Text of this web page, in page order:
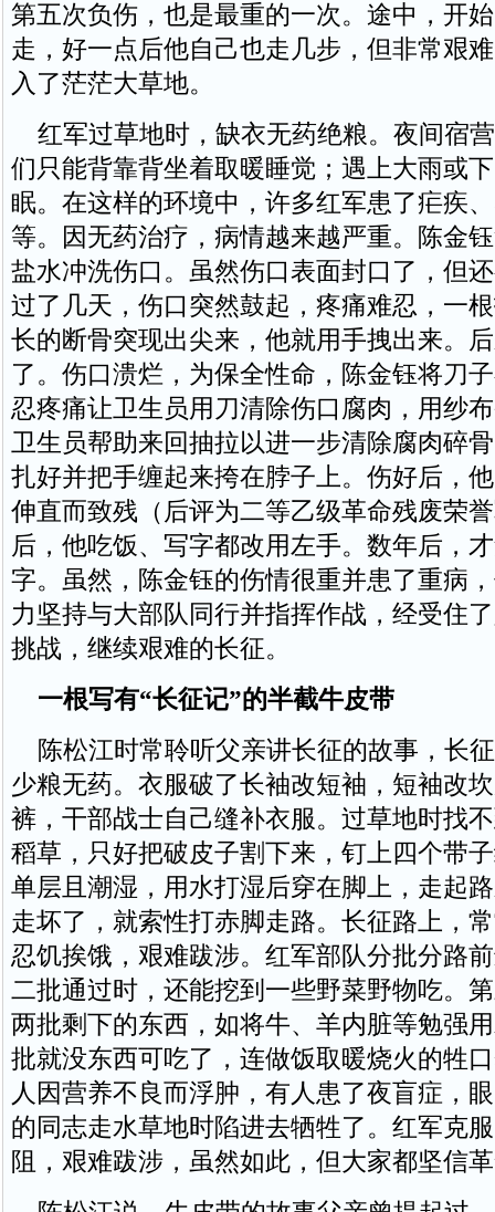
第五次负伤，也是最重的一次。途中，开
走，好一点后他自己也走几步，但非常艰
入了茫茫大草地。
红军过草地时，缺衣无药绝粮。夜间宿
们只能背靠背坐着取暖睡觉；遇上大雨或
眠。在这样的环境中，许多红军患了疟疾
等。因无药治疗，病情越来越严重。陈金
盐水冲洗伤口。虽然伤口表面封口了，但
过了几天，伤口突然鼓起，疼痛难忍，一
长的断骨突现出尖来，他就用手拽出来。
了。伤口溃烂，为保全性命，陈金钰将刀
忍疼痛让卫生员用刀清除伤口腐肉，用纱
卫生员帮助来回抽拉以进一步清除腐肉碎
扎好并把手缠起来挎在脖子上。伤好后，
伸直而致残（后评为二等乙级革命残废荣
后，他吃饭、写字都改用左手。数年后，
字。虽然，陈金钰的伤情很重并患了重病
力坚持与大部队同行并指挥作战，经受住
挑战，继续艰难的长征。
一根写有“长征记”的半截牛皮带
陈松江时常聆听父亲讲长征的故事，长
少粮无药。衣服破了长袖改短袖，短袖改
裤，干部战士自己缝补衣服。过草地时找
稻草，只好把破皮子割下来，钉上四个带
单层且潮湿，用水打湿后穿在脚上，走起
走坏了，就索性打赤脚走路。长征路上，
忍饥挨饿，艰难跋涉。红军部队分批分路
二批通过时，还能挖到一些野菜野物吃。
两批剩下的东西，如将牛、羊内脏等勉强
批就没东西可吃了，连做饭取暖烧火的牲
人因营养不良而浮肿，有人患了夜盲症，
的同志走水草地时陷进去牺牲了。红军克
阻，艰难跋涉，虽然如此，但大家都坚信